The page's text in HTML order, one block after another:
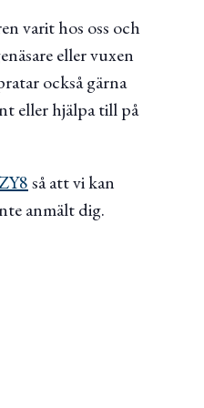
varit hos oss och
eller vuxen
också gärna
eller hjälpa till på
så att vi kan
anmält dig.